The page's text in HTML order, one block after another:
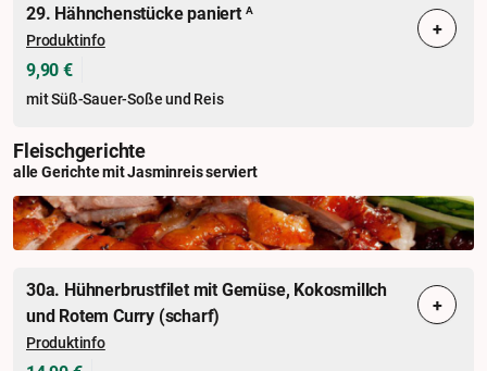
29. Hähnchenstücke paniert A
Produktinfo
9,90 €
mit Süß-Sauer-Soße und Reis
+
Fleischgerichte
alle Gerichte mit Jasminreis serviert
30a. Hühnerbrustfilet mit Gemüse, Kokosmillch
und Rotem Curry (scharf)
Produktinfo
+